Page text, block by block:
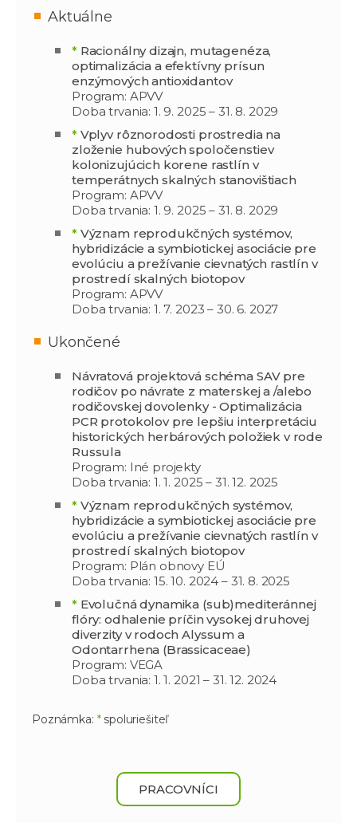
Aktuálne
*Racionálny dizajn, mutagenéza,
optimalizácia a efektívny prísun
enzýmových antioxidantov
Program: APVV
Doba trvania: 1. 9. 2025 – 31. 8. 2029
*Vplyv rôznorodosti prostredia na
zloženie hubových spoločenstiev
kolonizujúcich korene rastlín v
temperátnych skalných stanovištiach
Program: APVV
Doba trvania: 1. 9. 2025 – 31. 8. 2029
*Význam reprodukčných systémov,
hybridizácie a symbiotickej asociácie pre
evolúciu a prežívanie cievnatých rastlín v
prostredí skalných biotopov
Program: APVV
Doba trvania: 1. 7. 2023 – 30. 6. 2027
Ukončené
Návratová projektová schéma SAV pre
rodičov po návrate z materskej a /alebo
rodičovskej dovolenky - Optimalizácia
PCR protokolov pre lepšiu interpretáciu
historických herbárových položiek v rode
Russula
Program: Iné projekty
Doba trvania: 1. 1. 2025 – 31. 12. 2025
*Význam reprodukčných systémov,
hybridizácie a symbiotickej asociácie pre
evolúciu a prežívanie cievnatých rastlín v
prostredí skalných biotopov
Program: Plán obnovy EÚ
Doba trvania: 15. 10. 2024 – 31. 8. 2025
*Evolučná dynamika (sub)mediteránnej
flóry: odhalenie príčin vysokej druhovej
diverzity v rodoch Alyssum a
Odontarrhena (Brassicaceae)
Program: VEGA
Doba trvania: 1. 1. 2021 – 31. 12. 2024
Poznámka: *spoluriešiteľ
PRACOVNÍCI